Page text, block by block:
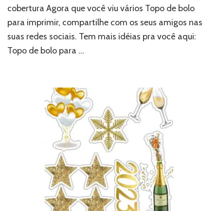
cobertura Agora que você viu vários Topo de bolo
para imprimir, compartilhe com os seus amigos nas
suas redes sociais. Tem mais idéias pra você aqui:
Topo de bolo para …